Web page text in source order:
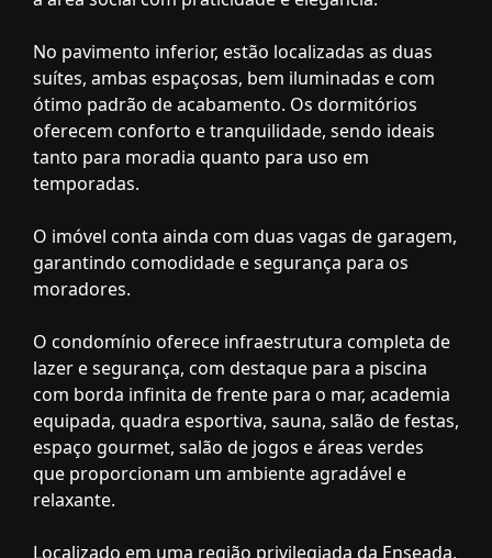
No pavimento inferior, estão localizadas as duas
suítes, ambas espaçosas, bem iluminadas e com
ótimo padrão de acabamento. Os dormitórios
oferecem conforto e tranquilidade, sendo ideais
tanto para moradia quanto para uso em
temporadas.
O imóvel conta ainda com duas vagas de garagem,
garantindo comodidade e segurança para os
moradores.
O condomínio oferece infraestrutura completa de
lazer e segurança, com destaque para a piscina
com borda infinita de frente para o mar, academia
equipada, quadra esportiva, sauna, salão de festas,
espaço gourmet, salão de jogos e áreas verdes
que proporcionam um ambiente agradável e
relaxante.
Localizado em uma região privilegiada da Enseada,